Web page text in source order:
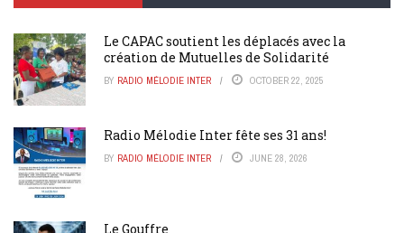
Le CAPAC soutient les déplacés avec la
création de Mutuelles de Solidarité
BY RADIO MÉLODIE INTER OCTOBER 22, 2025
Radio Mélodie Inter fête ses 31 ans!
BY RADIO MÉLODIE INTER JUNE 28, 2026
Le Gouffre